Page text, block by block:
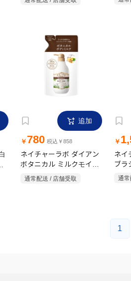
追加
￥ 780 税込￥858
ネイチャーラボ ダイアン
ボタニカル ミルクモイス
通常配送 / 店舗受取
￥
ネイ
ブラ
フェ
通
1